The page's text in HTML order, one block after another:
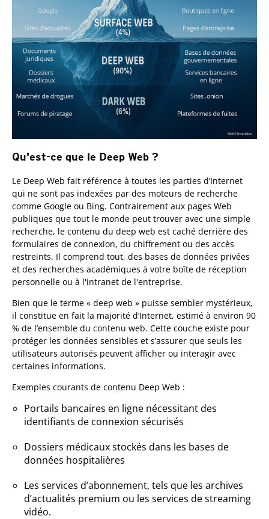
Qu'est-ce que le Deep Web ?
Le Deep Web fait référence à toutes les parties d’Internet
qui ne sont pas indexées par des moteurs de recherche
comme Google ou Bing. Contrairement aux pages Web
publiques que tout le monde peut trouver avec une simple
recherche, le contenu du deep web est caché derrière des
formulaires de connexion, du chiffrement ou des accès
restreints. Il comprend tout, des bases de données privées
et des recherches académiques à votre boîte de réception
personnelle ou à l'intranet de l'entreprise.
Bien que le terme « deep web » puisse sembler mystérieux,
il constitue en fait la majorité d’Internet, estimé à environ 90
% de l’ensemble du contenu web. Cette couche existe pour
protéger les données sensibles et s’assurer que seuls les
utilisateurs autorisés peuvent afficher ou interagir avec
certaines informations.
Exemples courants de contenu Deep Web :
Portails bancaires en ligne nécessitant des
identifiants de connexion sécurisés
Dossiers médicaux stockés dans les bases de
données hospitalières
Les services d’abonnement, tels que les archives
d’actualités premium ou les services de streaming
vidéo.